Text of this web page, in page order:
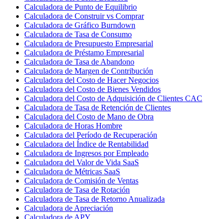
Calculadora de Punto de Equilibrio
Calculadora de Construir vs Comprar
Calculadora de Gráfico Burndown
Calculadora de Tasa de Consumo
Calculadora de Presupuesto Empresarial
Calculadora de Préstamo Empresarial
Calculadora de Tasa de Abandono
Calculadora de Margen de Contribución
Calculadora del Costo de Hacer Negocios
Calculadora del Costo de Bienes Vendidos
Calculadora del Costo de Adquisición de Clientes CAC
Calculadora de Tasa de Retención de Clientes
Calculadora del Costo de Mano de Obra
Calculadora de Horas Hombre
Calculadora del Período de Recuperación
Calculadora del Índice de Rentabilidad
Calculadora de Ingresos por Empleado
Calculadora del Valor de Vida SaaS
Calculadora de Métricas SaaS
Calculadora de Comisión de Ventas
Calculadora de Tasa de Rotación
Calculadora de Tasa de Retorno Anualizada
Calculadora de Apreciación
Calculadora de APY